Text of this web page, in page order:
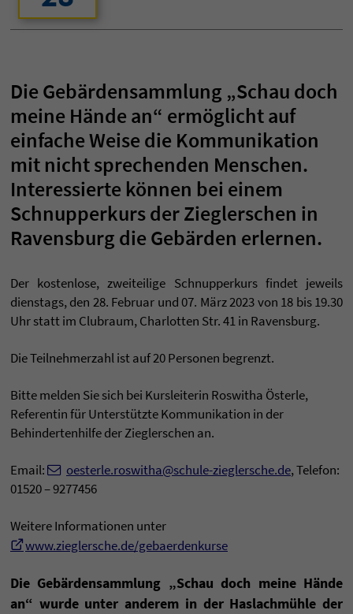
Die Gebärdensammlung „Schau doch
meine Hände an“ ermöglicht auf
einfache Weise die Kommunikation
mit nicht sprechenden Menschen.
Interessierte können bei einem
Schnupperkurs der Zieglerschen in
Ravensburg die Gebärden erlernen.
Der kostenlose, zweiteilige Schnupperkurs findet jeweils
dienstags, den 28. Februar und 07. März 2023 von 18 bis 19.30
Uhr statt im Clubraum, Charlotten Str. 41 in Ravensburg.
Die Teilnehmerzahl ist auf 20 Personen begrenzt.
Bitte melden Sie sich bei Kursleiterin Roswitha Österle,
Referentin für Unterstützte Kommunikation in der
Behindertenhilfe der Zieglerschen an.
Email: oesterle.roswitha@schule-zieglersche.de, Telefon:
01520 – 9277456
Weitere Informationen unter
www.zieglersche.de/gebaerdenkurse
Die Gebärdensammlung „Schau doch meine Hände
an“ wurde unter anderem in der Haslachmühle der